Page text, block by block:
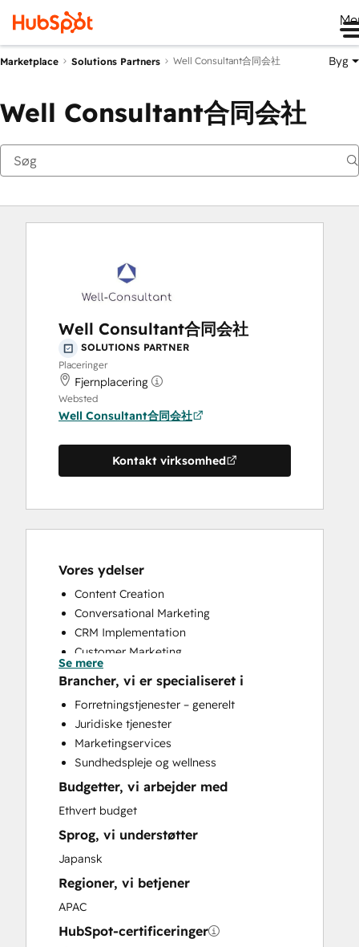
Marketplace Solutions Partners Well Consultant合同会社 Byg
Well Consultant合同会社
Well Consultant合同会社
SOLUTIONS PARTNER
Placeringer
Fjernplacering
Websted
Well Consultant合同会社
Kontakt virksomhed
Vores ydelser
Content Creation
Conversational Marketing
CRM Implementation
Customer Marketing
Customer Survey and Analysis
Email Marketing
Full Inbound Marketing Services
Paid Advertising
Programmable Automation
Se mere
Brancher, vi er specialiseret i
Forretningstjenester – generelt
Juridiske tjenester
Marketingservices
Sundhedspleje og wellness
Budgetter, vi arbejder med
Ethvert budget
Sprog, vi understøtter
Japansk
Regioner, vi betjener
APAC
HubSpot-certificeringer